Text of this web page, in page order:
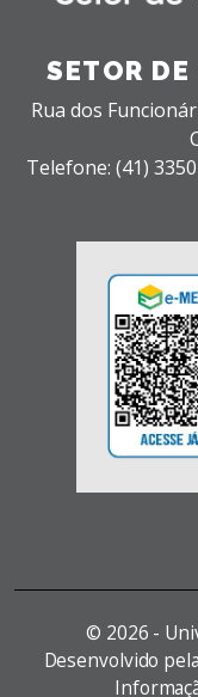
SETOR
Rua dos
Telefone: (41)
© 2026 -
Desenvolvido